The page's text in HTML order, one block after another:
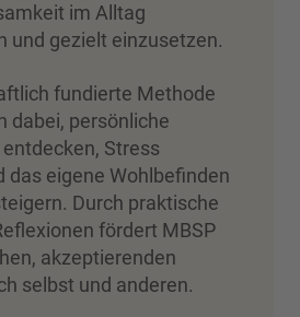
im Alltag
und gezielt einzusetzen.
fundierte Methode
dabei, persönliche
Stress
das eigene Wohlbefinden
Durch praktische
fördert MBSP
akzeptierenden
selbst und anderen.